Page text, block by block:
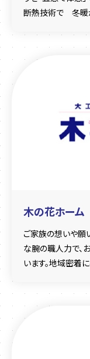
断熱技術で 冬暖
木の花ホーム
ご家族の想いや願
な腕の職人力で、
います。地域密着